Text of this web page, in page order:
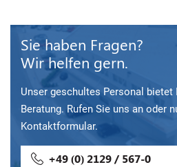
Sie haben Fragen?
Wir helfen gern.
Unser geschultes Personal bietet
Beratung. Rufen Sie uns an oder
Kontaktformular.
+49 (0) 2129 / 567-0